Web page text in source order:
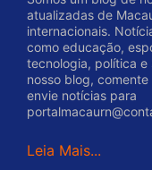
atualizadas de
internacionais.
como educação,
tecnologia, política
nosso blog,
envie notícias para
Leia Mais...